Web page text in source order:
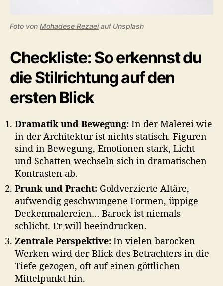
Foto von Mohadese Rezaeiauf Unsplash
Checkliste: So erkennst du
die Stilrichtung auf den
ersten Blick
Dramatik und Bewegung: In der Malerei wie
in der Architektur ist nichts statisch. Figuren
sind in Bewegung, Emotionen stark, Licht
und Schatten wechseln sich in dramatischen
Kontrasten ab.
Prunk und Pracht: Goldverzierte Altäre,
aufwendig geschwungene Formen, üppige
Deckenmalereien… Barock ist niemals
schlicht. Er will beeindrucken.
Zentrale Perspektive: In vielen barocken
Werken wird der Blick des Betrachters in die
Tiefe gezogen, oft auf einen göttlichen
Mittelpunkt hin.